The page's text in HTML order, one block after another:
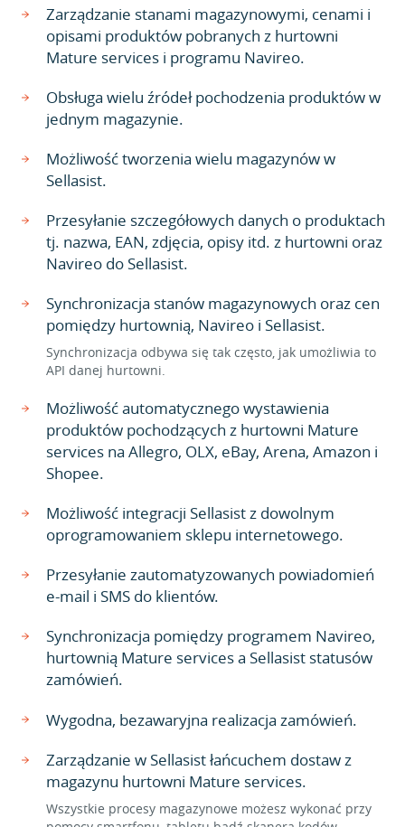
Zarządzanie stanami magazynowymi, cenami i
opisami produktów pobranych z hurtowni
Mature services i programu Navireo.
Obsługa wielu źródeł pochodzenia produktów w
jednym magazynie.
Możliwość tworzenia wielu magazynów w
Sellasist.
Przesyłanie szczegółowych danych o produktach
tj. nazwa, EAN, zdjęcia, opisy itd. z hurtowni oraz
Navireo do Sellasist.
Synchronizacja stanów magazynowych oraz cen
pomiędzy hurtownią, Navireo i Sellasist.
Synchronizacja odbywa się tak często, jak umożliwia to
API danej hurtowni.
Możliwość automatycznego wystawienia
produktów pochodzących z hurtowni Mature
services na Allegro, OLX, eBay, Arena, Amazon i
Shopee.
Możliwość integracji Sellasist z dowolnym
oprogramowaniem sklepu internetowego.
Przesyłanie zautomatyzowanych powiadomień
e-mail i SMS do klientów.
Synchronizacja pomiędzy programem Navireo,
hurtownią Mature services a Sellasist statusów
zamówień.
Wygodna, bezawaryjna realizacja zamówień.
Zarządzanie w Sellasist łańcuchem dostaw z
magazynu hurtowni Mature services.
Wszystkie procesy magazynowe możesz wykonać przy